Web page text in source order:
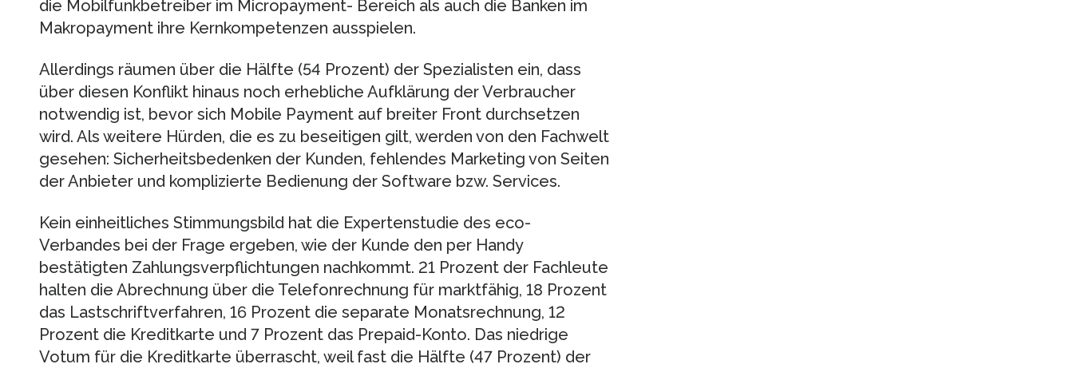
die Mobilfunkbetreiber im Micropayment- Bereich als auch die Banken im
Makropayment ihre Kernkompetenzen ausspielen.
Allerdings räumen über die Hälfte (54 Prozent) der Spezialisten ein, dass
über diesen Konflikt hinaus noch erhebliche Aufklärung der Verbraucher
notwendig ist, bevor sich Mobile Payment auf breiter Front durchsetzen
wird. Als weitere Hürden, die es zu beseitigen gilt, werden von den Fachwelt
gesehen: Sicherheitsbedenken der Kunden, fehlendes Marketing von Seiten
der Anbieter und komplizierte Bedienung der Software bzw. Services.
Kein einheitliches Stimmungsbild hat die Expertenstudie des eco-
Verbandes bei der Frage ergeben, wie der Kunde den per Handy
bestätigten Zahlungsverpflichtungen nachkommt. 21 Prozent der Fachleute
halten die Abrechnung über die Telefonrechnung für marktfähig, 18 Prozent
das Lastschriftverfahren, 16 Prozent die separate Monatsrechnung, 12
Prozent die Kreditkarte und 7 Prozent das Prepaid-Konto. Das niedrige
Votum für die Kreditkarte überrascht, weil fast die Hälfte (47 Prozent) der